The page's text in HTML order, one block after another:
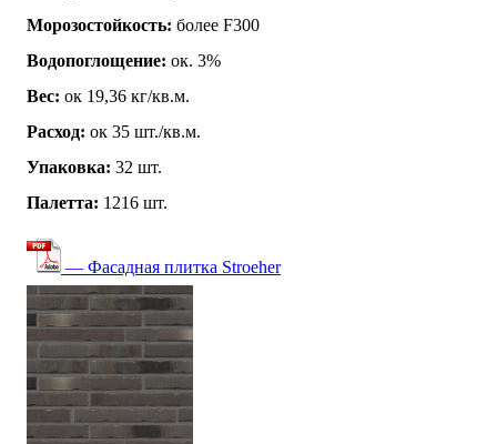
Морозостойкость: более F300
Водопоглощение: ок. 3%
Вес: ок 19,36 кг/кв.м.
Расход: ок 35 шт./кв.м.
Упаковка: 32 шт.
Палетта: 1216 шт.
— Фасадная плитка Stroeher